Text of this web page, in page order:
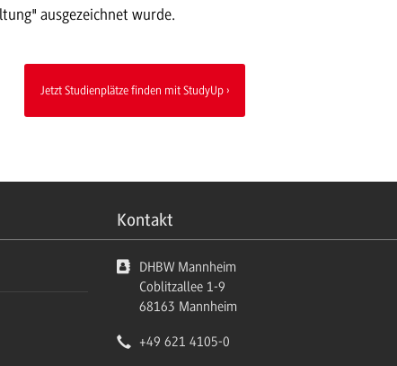
ausgezeichnet wurde.
Jetzt Studienplätze finden mit StudyUp
Kontakt
DHBW Mannheim
Coblitzallee 1-9
68163 Mannheim
+49 621 4105-0